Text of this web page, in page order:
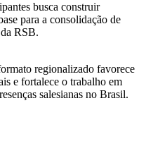
busca construir
para a consolidação de
RSB.
regionalizado favorece
e fortalece o trabalho em
salesianas no Brasil.